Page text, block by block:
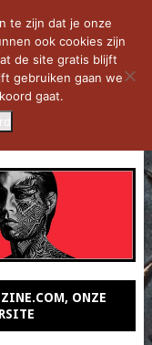
ONZE
te zijn dat je onze
ook cookies zijn
de site gratis blijft
gebruiken gaan we
gaat.